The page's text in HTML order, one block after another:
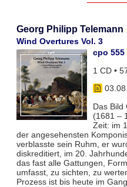
Georg Philipp Telemann
Wind Overtures Vol. 3
cpo 555
1 CD •
Das Bild
(1681 –
Zeit: im
der angesehensten
verblasste sein Ruhm, er
diskreditiert, im 20.
das fast alle Gattungen,
umfasst, zu sichten, zu
Prozess ist bis heute im Gang.